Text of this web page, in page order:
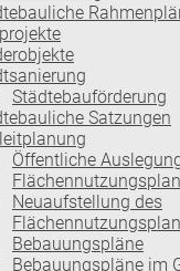
Städtebauförderung
Satzungen
Öffentliche
Flächennutzungsplan
Neuaufstellung des
Bebauungspläne
Bebauungspläne im